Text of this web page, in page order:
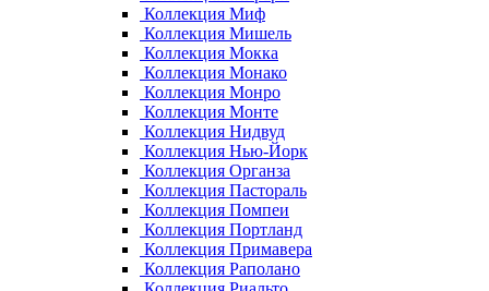
Коллекция Миф
Коллекция Мишель
Коллекция Мокка
Коллекция Монако
Коллекция Монро
Коллекция Монте
Коллекция Нидвуд
Коллекция Нью-Йорк
Коллекция Органза
Коллекция Пастораль
Коллекция Помпеи
Коллекция Портланд
Коллекция Примавера
Коллекция Раполано